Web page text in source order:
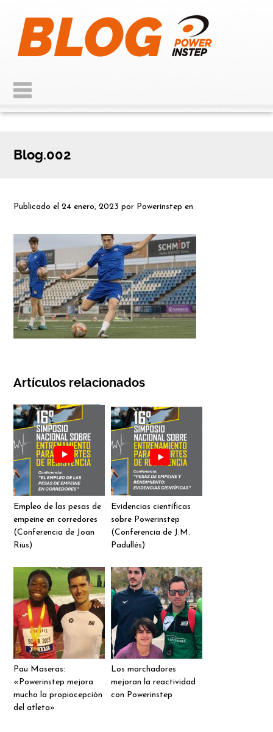
Blog.002
Publicado el24 enero, 2023 por Powerinstep en
Artículos relacionados
Empleo de las pesas de
empeine en corredores
(Conferencia de Joan
Rius)
Evidencias científicas
sobre Powerinstep
(Conferencia de J.M.
Padullés)
Pau Maseras:
«Powerinstep mejora
mucho la propiocepción
del atleta»
Los marchadores
mejoran la reactividad
con Powerinstep